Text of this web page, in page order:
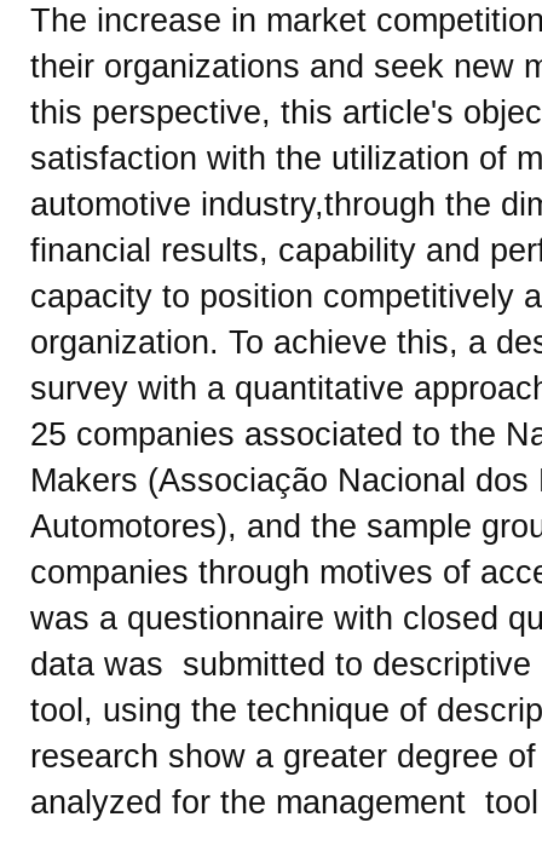
The increase in market
their organizations and seek new
this perspective, this article's
satisfaction with the utilization of
automotive industry,through the
financial results, capability and
capacity to position competitively
organization. To achieve this, a
survey with a quantitative
25 companies associated to the
Makers (Associação Nacional
Automotores), and the sample
companies through motives of
was a questionnaire with closed
data was submitted to
tool, using the technique of
research show a greater degree
analyzed for the management